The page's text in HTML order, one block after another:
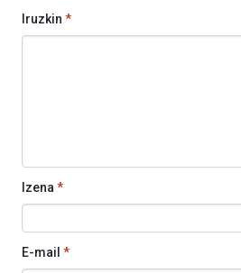
Iruzkin *
Izena *
E-mail *